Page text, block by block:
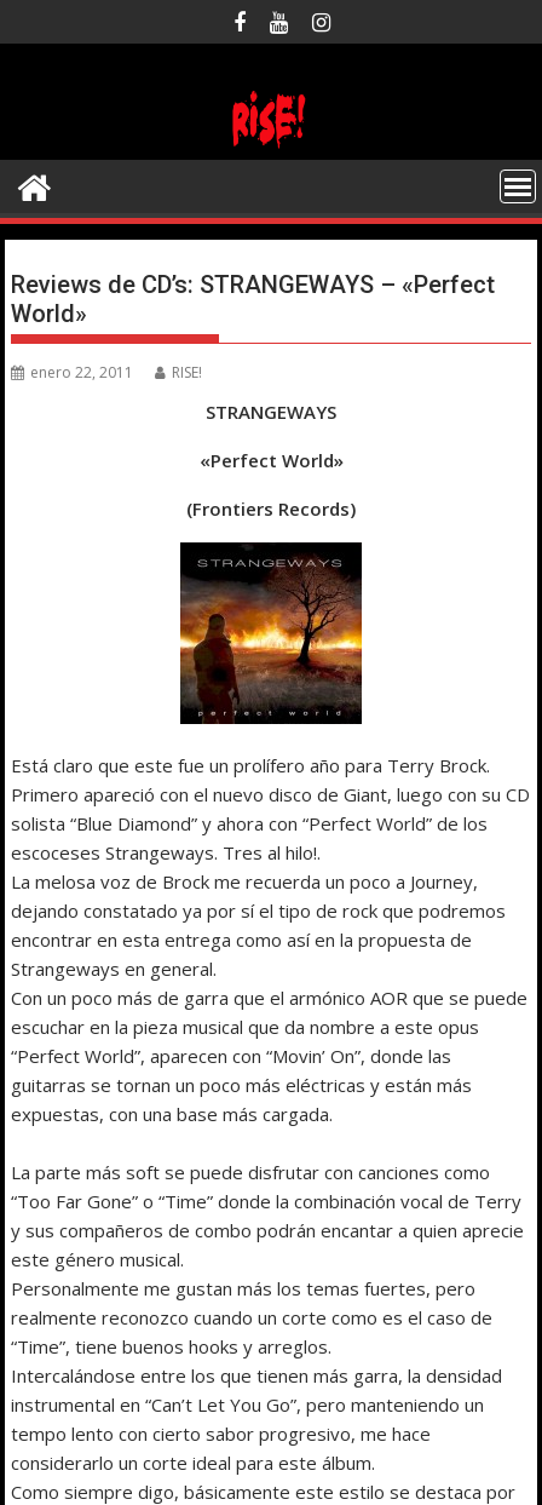
al
Reviews de CD’s: STRANGEWAYS – «Perfect
World»
enero 22, 2011 RISE!
STRANGEWAYS
«Perfect World»
(Frontiers Records)
Está claro que este fue un prolífero año para Terry Brock.
Primero apareció con el nuevo disco de Giant, luego con su CD
solista “Blue Diamond” y ahora con “Perfect World” de los
escoceses Strangeways. Tres al hilo!.
La melosa voz de Brock me recuerda un poco a Journey,
dejando constatado ya por sí el tipo de rock que podremos
encontrar en esta entrega como así en la propuesta de
Strangeways en general.
Con un poco más de garra que el armónico AOR que se puede
escuchar en la pieza musical que da nombre a este opus
“Perfect World”, aparecen con “Movin’ On”, donde las
guitarras se tornan un poco más eléctricas y están más
expuestas, con una base más cargada.
La parte más soft se puede disfrutar con canciones como
“Too Far Gone” o “Time” donde la combinación vocal de Terry
y sus compañeros de combo podrán encantar a quien aprecie
este género musical.
Personalmente me gustan más los temas fuertes, pero
realmente reconozco cuando un corte como es el caso de
“Time”, tiene buenos hooks y arreglos.
Intercalándose entre los que tienen más garra, la densidad
instrumental en “Can’t Let You Go”, pero manteniendo un
tempo lento con cierto sabor progresivo, me hace
considerarlo un corte ideal para este álbum.
Como siempre digo, básicamente este estilo se destaca por